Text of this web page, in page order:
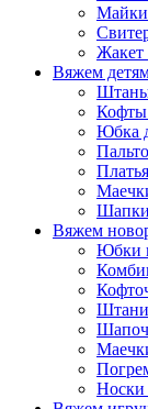
Майки
Жакет
Вяжем
Кофты
Юбка
Вяжем
Юбки
Носки